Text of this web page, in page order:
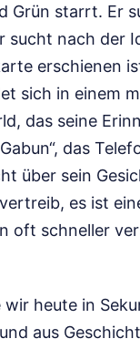
Grün starrt. Er
sucht nach der
erschienen
sich in einem
das seine
das
über sein
es ist
oft schneller
heute in
aus